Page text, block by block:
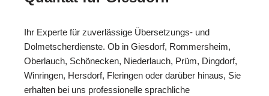
Ihr Experte für zuverlässige Übersetzungs- und
Dolmetscherdienste. Ob in Giesdorf, Rommersheim,
Oberlauch, Schönecken, Niederlauch, Prüm, Dingdorf,
Winringen, Hersdorf, Fleringen oder darüber hinaus, Sie
erhalten bei uns professionelle sprachliche